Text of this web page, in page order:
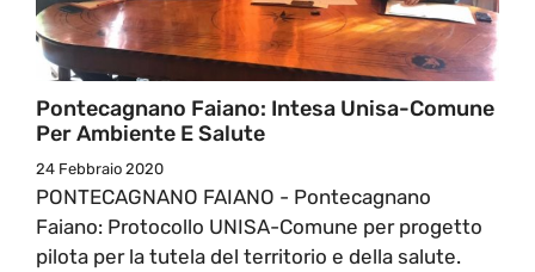
Pontecagnano Faiano: Intesa Unisa-Comune
Per Ambiente E Salute
24 Febbraio 2020
PONTECAGNANO FAIANO - Pontecagnano
Faiano: Protocollo UNISA-Comune per progetto
pilota per la tutela del territorio e della salute.